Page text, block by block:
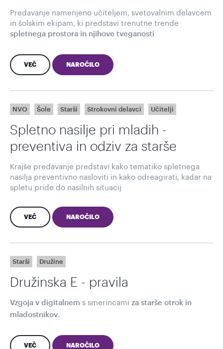
Predavanje namenjeno učiteljem, svetovalnim delavcem
in šolskim ekipam, ki predstavi trenutne trende
spletnega prostora in njihove tveganosti
VEČ NAROČILO
NVO Šole Starši Strokovni delavci Učitelji
Spletno nasilje pri mladih -
preventiva in odziv za starše
Krajše predavanje predstavi kako tematiko spletnega
nasilja preventivno nasloviti in kako odreagirati, kadar na
spletu pride do nasilnih situacij
VEČ NAROČILO
Starši Družine
Družinska E - pravila
Vzgoja v digitalnem s smerincami za starše otrok in
mladostnikov.
VEČ NAROČILO